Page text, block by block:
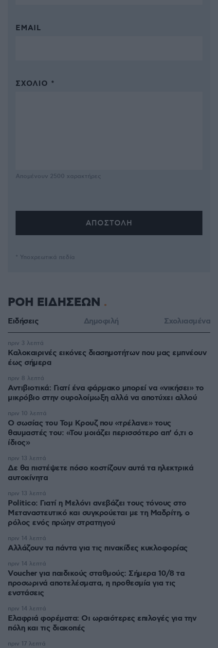
EMAIL
ΣΧΌΛΙΟ *
Απομένουν 2500 χαρακτήρες
* Υποχρεωτικά πεδία
ΡΟΗ ΕΙΔΗΣΕΩΝ
Ειδήσεις Δημοφιλή Σχολιασμένα
Καλοκαιρινές εικόνες διασημοτήτων που μας εμπνέουν
έως σήμερα
πριν 3 λεπτά
Αντιβιοτικά: Γιατί ένα φάρμακο μπορεί να «νικήσει» το
μικρόβιο στην ουρολοίμωξη αλλά να αποτύχει αλλού
πριν 8 λεπτά
Ο σωσίας του Τομ Κρουζ που «τρέλανε» τους
θαυμαστές του: «Του μοιάζει περισσότερο απ’ ό,τι ο
ίδιος»
πριν 10 λεπτά
Δε θα πιστέψετε πόσο κοστίζουν αυτά τα ηλεκτρικά
αυτοκίνητα
πριν 13 λεπτά
Politico: Γιατί η Μελόνι ανεβάζει τους τόνους στο
Μεταναστευτικό και συγκρούεται με τη Μαδρίτη, ο
ρόλος ενός πρώην στρατηγού
πριν 13 λεπτά
Αλλάζουν τα πάντα για τις πινακίδες κυκλοφορίας
πριν 14 λεπτά
Voucher για παιδικούς σταθμούς: Σήμερα 10/8 τα
προσωρινά αποτελέσματα, η προθεσμία για τις
ενστάσεις
πριν 14 λεπτά
Eλαφριά φορέματα: Οι ωραιότερες επιλογές για την
πόλη και τις διακοπές
πριν 14 λεπτά
πριν 17 λεπτά